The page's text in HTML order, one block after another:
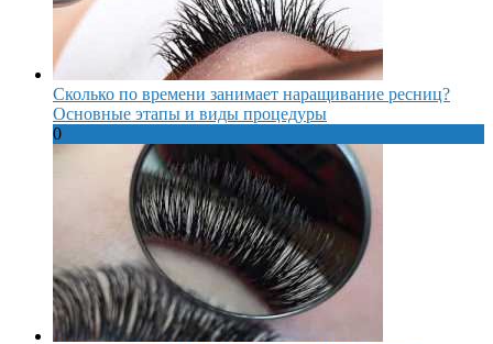
Сколько по времени занимает наращивание ресниц?
Основные этапы и виды процедуры
0